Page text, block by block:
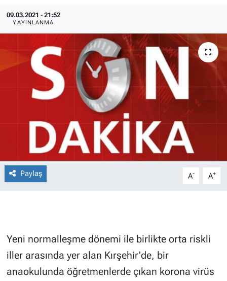
09.03.2021 - 21:52
YAYINLANMA
Paylaş A- A+
Yeni normalleşme dönemi ile birlikte orta riskli
iller arasında yer alan Kırşehir'de, bir
anaokulunda öğretmenlerde çıkan korona virüs
UZMAN ÖĞRETMENLİK
EKONOMİ
Tüm Manşetler
Son Dakika Haberleri
Haber Arşivi